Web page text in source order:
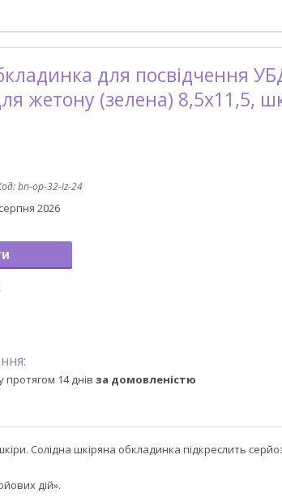
для посвідчення
жетону (зелена) 8,5х11,5,
bn-op-32-iz-24
2026
14 днів за домовленістю
Солідна шкіряна обкладинка підкреслить
дій».